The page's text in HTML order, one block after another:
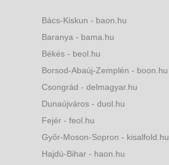
Bács-Kiskun - baon.hu
Baranya - bama.hu
Békés - beol.hu
Borsod-Abaúj-Zemplén - boon.hu
Csongrád - delmagyar.hu
Dunaújváros - duol.hu
Fejér - feol.hu
Győr-Moson-Sopron - kisalfold.hu
Hajdú-Bihar - haon.hu